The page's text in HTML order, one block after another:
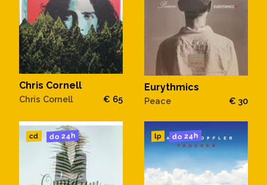
Chris Cornell
Chris Cornell € 65
Eurythmics
Peace € 30
cd do 24h lp do 24h